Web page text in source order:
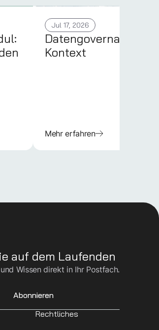
Jul 17, 2026
Datengovernance im
Kontext
Mehr erfahren
auf dem Laufenden
Wissen direkt in Ihr Postfach.
Abonnieren
Rechtliches